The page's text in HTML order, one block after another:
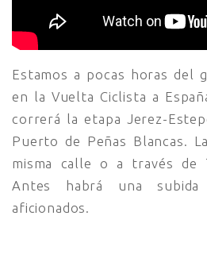
Estamos a pocas horas del
en la Vuelta Ciclista a
correrá la etapa Jerez-
Puerto de Peñas Blancas.
misma calle o a través de
Antes habrá una subida
aficionados.